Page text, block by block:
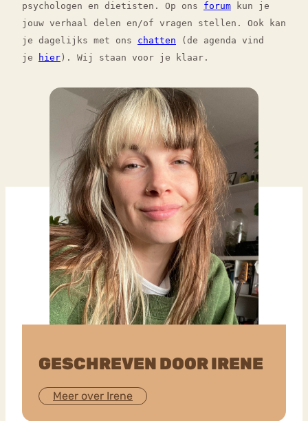
psychologen en dietisten. Op ons forum kun je
jouw verhaal delen en/of vragen stellen. Ook kan
je dagelijks met ons chatten (de agenda vind
je
hier ). Wij staan voor je klaar.
GESCHREVEN DOOR IRENE
Meer over Irene